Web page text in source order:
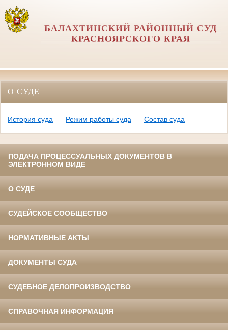
БАЛАХТИНСКИЙ РАЙОННЫЙ СУД
КРАСНОЯРСКОГО КРАЯ
О СУДЕ
История суда Режим работы суда Состав суда
ПОДАЧА ПРОЦЕССУАЛЬНЫХ ДОКУМЕНТОВ В
ЭЛЕКТРОННОМ ВИДЕ
О СУДЕ
СУДЕЙСКОЕ СООБЩЕСТВО
НОРМАТИВНЫЕ АКТЫ
ДОКУМЕНТЫ СУДА
СУДЕБНОЕ ДЕЛОПРОИЗВОДСТВО
СПРАВОЧНАЯ ИНФОРМАЦИЯ